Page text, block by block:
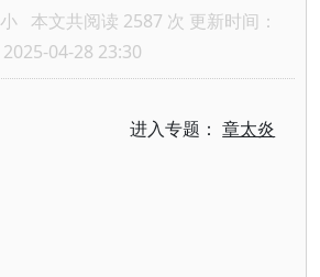
小 本文共阅读 2587 次 更新时间：
2025-04-28 23:30
进入专题：章太炎